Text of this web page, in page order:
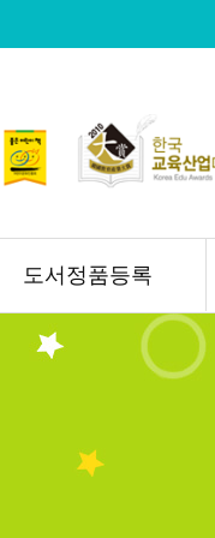
도서정품등록